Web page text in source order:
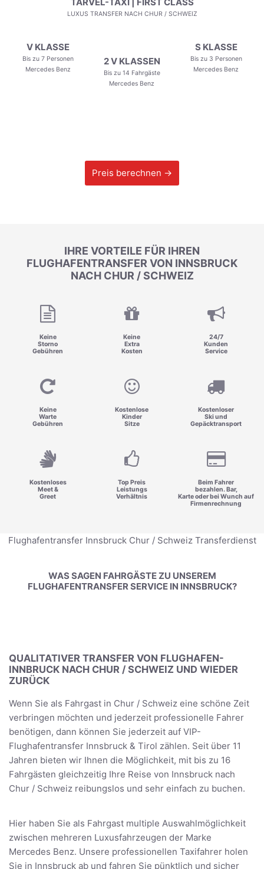
LUXUS TRANSFER NACH CHUR / SCHWEIZ
V KLASSE
Bis zu 7 Personen
Mercedes Benz
2 V KLASSEN
Bis zu 14 Fahrgäste
Mercedes Benz
S KLASSE
Bis zu 3 Personen
Mercedes Benz
Preis berechnen →
IHRE VORTEILE FÜR IHREN
FLUGHAFENTRANSFER VON INNSBRUCK
NACH CHUR / SCHWEIZ
Keine
Storno
Gebühren
Keine
Extra
Kosten
24/7
Kunden
Service
Keine
Warte
Gebühren
Kostenlose
Kinder
Sitze
Kostenloser
Ski und
Gepäcktransport
Kostenloses
Meet &
Greet
Top Preis
Leistungs
Verhältnis
Beim Fahrer
bezahlen. Bar,
Karte oder bei Wunch auf
Firmenrechnung
Flughafentransfer Innsbruck Chur / Schweiz Transferdienst
WAS SAGEN FAHRGÄSTE ZU UNSEREM
FLUGHAFENTRANSFER SERVICE IN INNSBRUCK?
QUALITATIVER TRANSFER VON FLUGHAFEN-
INNBRUCK NACH CHUR / SCHWEIZ UND WIEDER
ZURÜCK
Wenn Sie als Fahrgast in Chur / Schweiz eine schöne Zeit
verbringen möchten und jederzeit professionelle Fahrer
benötigen, dann können Sie jederzeit auf VIP-
Flughafentransfer Innsbruck & Tirol zählen. Seit über 11
Jahren bieten wir Ihnen die Möglichkeit, mit bis zu 16
Fahrgästen gleichzeitig Ihre Reise von Innsbruck nach
Chur / Schweiz reibungslos und sehr einfach zu buchen.
Hier haben Sie als Fahrgast multiple Auswahlmöglichkeit
zwischen mehreren Luxusfahrzeugen der Marke
Mercedes Benz. Unsere professionellen Taxifahrer holen
Sie in Innsbruck ab und fahren Sie pünktlich und sicher